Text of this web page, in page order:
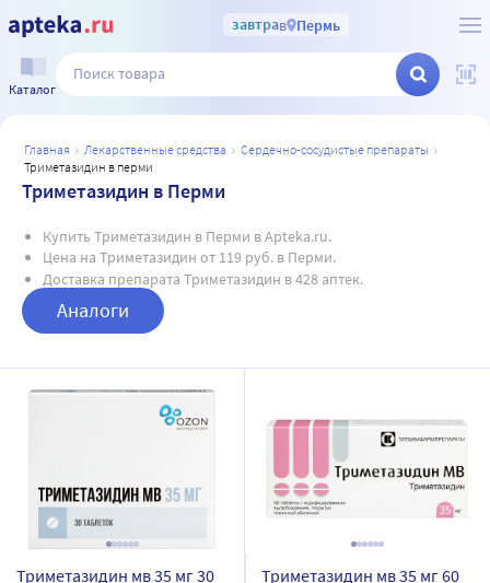
завтрав Пермь
Каталог
главная лекарственные средства
сердечно-сосудистые препараты
триметазидин в перми
Триметазидин в Перми
Купить Триметазидин в Перми в Apteka.ru.
Цена на Триметазидин от 119 руб. в Перми.
Доставка препарата Триметазидин в 428 аптек.
Аналоги
Триметазидин мв 35 мг 30
Триметазидин мв 35 мг 60